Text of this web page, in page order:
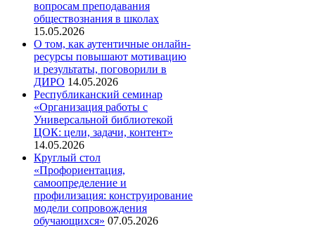
вопросам преподавания
обществознания в школах
15.05.2026
О том, как аутентичные онлайн-
ресурсы повышают мотивацию
и результаты, поговорили в
ДИРО 14.05.2026
Республиканский семинар
«Организация работы с
Универсальной библиотекой
ЦОК: цели, задачи, контент»
14.05.2026
Круглый стол
«Профориентация,
самоопределение и
профилизация: конструирование
модели сопровождения
обучающихся» 07.05.2026